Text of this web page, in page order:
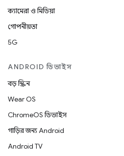
ক্যামেরা ও মিডিয়া
গোপনীয়তা
5G
ANDROID ডিভাইস
বড় স্ক্রিন
Wear OS
ChromeOS ডিভাইস
গাড়ির জন্য Android
Android TV